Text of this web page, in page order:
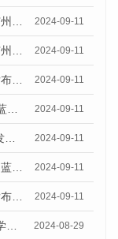
8月28日《广州日报》报道我院发布《广州蓝皮书：广州城市国际化发展报告（2024）》的媒体文章 2024-09-11
8月28日《花城新闻》报道我院发布《广州蓝皮书：广州城市国际化发展报告（2024）》的媒体文章 2024-09-11
8月27日《广州日报新花城》报道我院发布《广州蓝皮书：广州城市国际化发展报告（2024）》的媒体文章 2024-09-11
8月27日《南方+》报道我院发布《广州蓝皮书：广州城市国际化发展报告（2024）》的媒体文章 2024-09-11
8月27日《羊城晚报•羊城派》报道我院发布《广州蓝皮书：广州城市国际化发展报告（2024）》的媒体文章 2024-09-11
8月29日《大洋网》报道我院发布《广州蓝皮书：广州城市国际化发展报告（2024）》的媒体文章 2024-09-11
8月28日《广州日报新花城》报道我院发布《广州蓝皮书：广州城市国际化发展报告（2024）》的媒体文章 2024-09-11
8月13日《花城FM》报道我院与社会科学文献出版社联合发布的《广州蓝皮书：广州国际商贸中心发展报告（2024）》媒体文章 2024-08-29